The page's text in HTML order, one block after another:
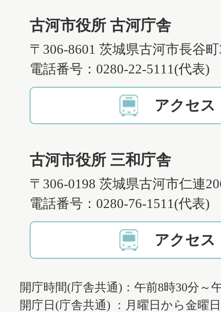
古河市役所 古河庁舎
〒306-8601 茨城県古河市長谷
電話番号：0280-22-5111(代表)
アクセス
古河市役所 三和庁舎
〒306-0198 茨城県古河市仁連
電話番号：0280-76-1511(代表)
アクセス
開庁時間(庁舎共通)：午前8時30分～
開庁日(庁舎共通) ：月曜日から金曜